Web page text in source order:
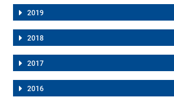
2019
2018
2017
2016